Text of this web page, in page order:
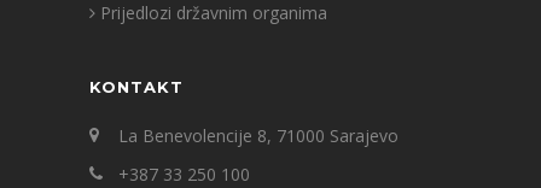
Prijedlozi državnim organima
KONTAKT
La Benevolencije 8, 71000 Sarajevo
+387 33 250 100